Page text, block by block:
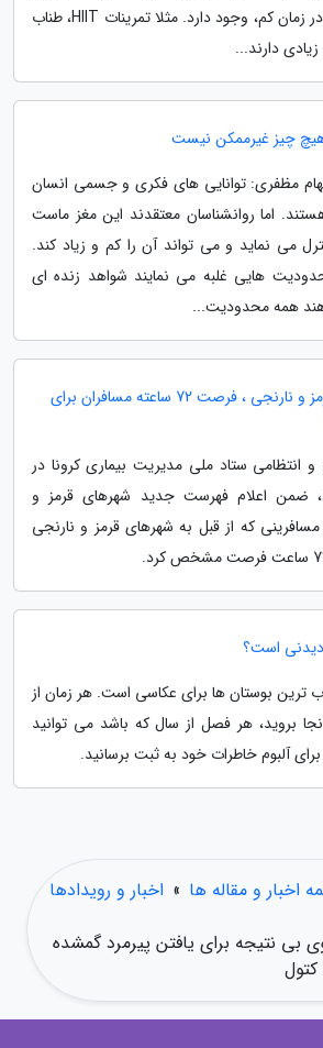
برای کالری سوزی زیاد در زمان کم، وجود دارد. مثلا تمرینات HIIT، طناب
دارند...
هیچ چیز غیرممکن نیست
مظفری: توانایی های فکری و جسمی انسان
اما روانشناسان معتقدند این مغز ماست
می نماید و می تواند آن را کم و زیاد کند.
هایی غلبه می نمایند شواهد زنده ای
همه محدودیت...
اعلام شهرهای جدید قرمز و نارنجی ، فرصت 72 ساعته مسافران برای
و انتظامی ستاد ملی مدیریت بیماری کرونا در
شماره 6 خود، ضمن اعلام فهرست جدید شهرهای قرمز و
که از قبل به شهرهای قرمز و نارنجی
است؟
ترین بوستان ها برای عکاسی است. هر زمان از
بروید، هر فصل از سال که باشد می توانید
آلبوم خاطرات خود به ثبت برسانید.
اخبار و مقاله ها » اخبار و رویدادها
بی نتیجه برای یافتن پیرمرد گمشده